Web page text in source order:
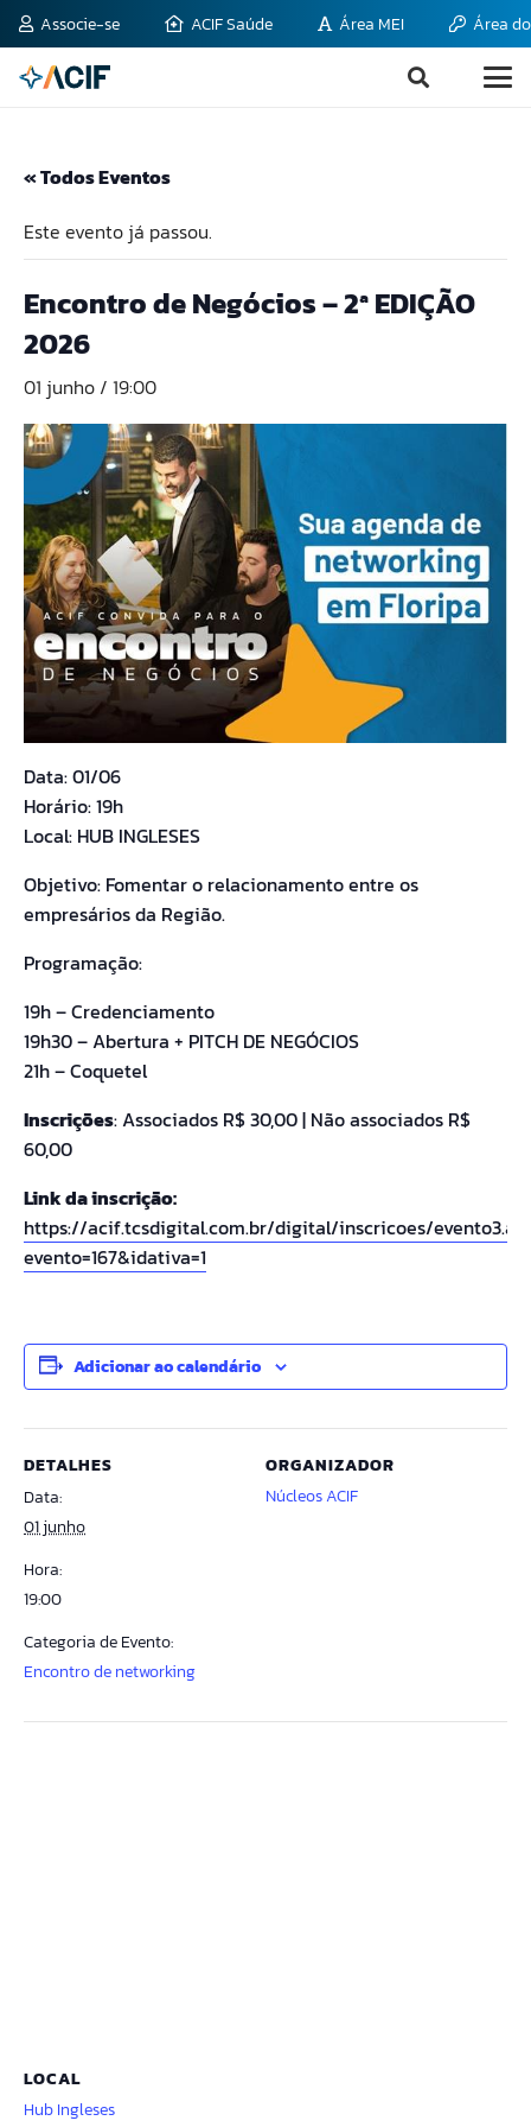
Associe-se ACIF Saúde Área MEI Área
« Todos Eventos
Este evento já passou.
Encontro de Negócios – 2ª EDIÇÃO
2026
01 junho / 19:00
Data: 01/06
Horário: 19h
Local: HUB INGLESES
Objetivo: Fomentar o relacionamento entre os
empresários da Região.
Programação:
19h – Credenciamento
19h30 – Abertura + PITCH DE NEGÓCIOS
21h – Coquetel
Inscrições: Associados R$ 30,00 | Não associados R$
60,00
Link da inscrição:
https://acif.tcsdigital.com.br/digital/inscricoes/
evento=167&idativa=1
Adicionar ao calendário
DETALHES
Data:
01 junho
Hora:
19:00
Categoria de Evento:
Encontro de networking
ORGANIZADOR
Núcleos ACIF
LOCAL
Hub Ingleses